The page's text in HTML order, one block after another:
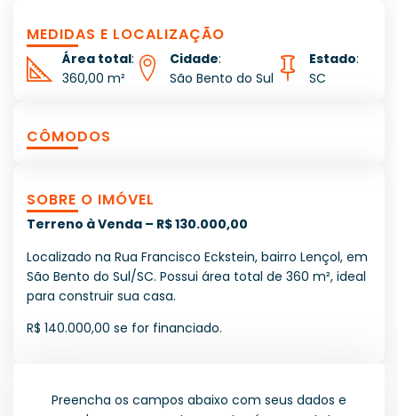
MEDIDAS E LOCALIZAÇÃO
Área total:
360,00 m²
Cidade:
São Bento do Sul
Estado:
SC
CÔMODOS
SOBRE O IMÓVEL
Terreno à Venda – R$ 130.000,00
Localizado na Rua Francisco Eckstein, bairro Lençol, em
São Bento do Sul/SC. Possui área total de 360 m², ideal
para construir sua casa.
R$ 140.000,00 se for financiado.
Preencha os campos abaixo com seus dados e